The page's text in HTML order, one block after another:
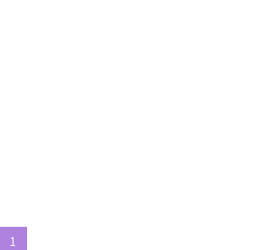
1